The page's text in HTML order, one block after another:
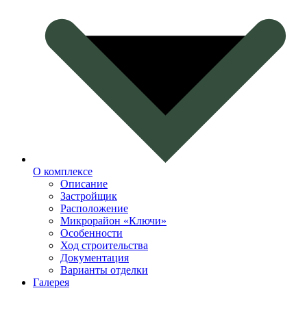
О комплексе
Описание
Застройщик
Расположение
Микрорайон «Ключи»
Особенности
Ход строительства
Документация
Варианты отделки
Галерея